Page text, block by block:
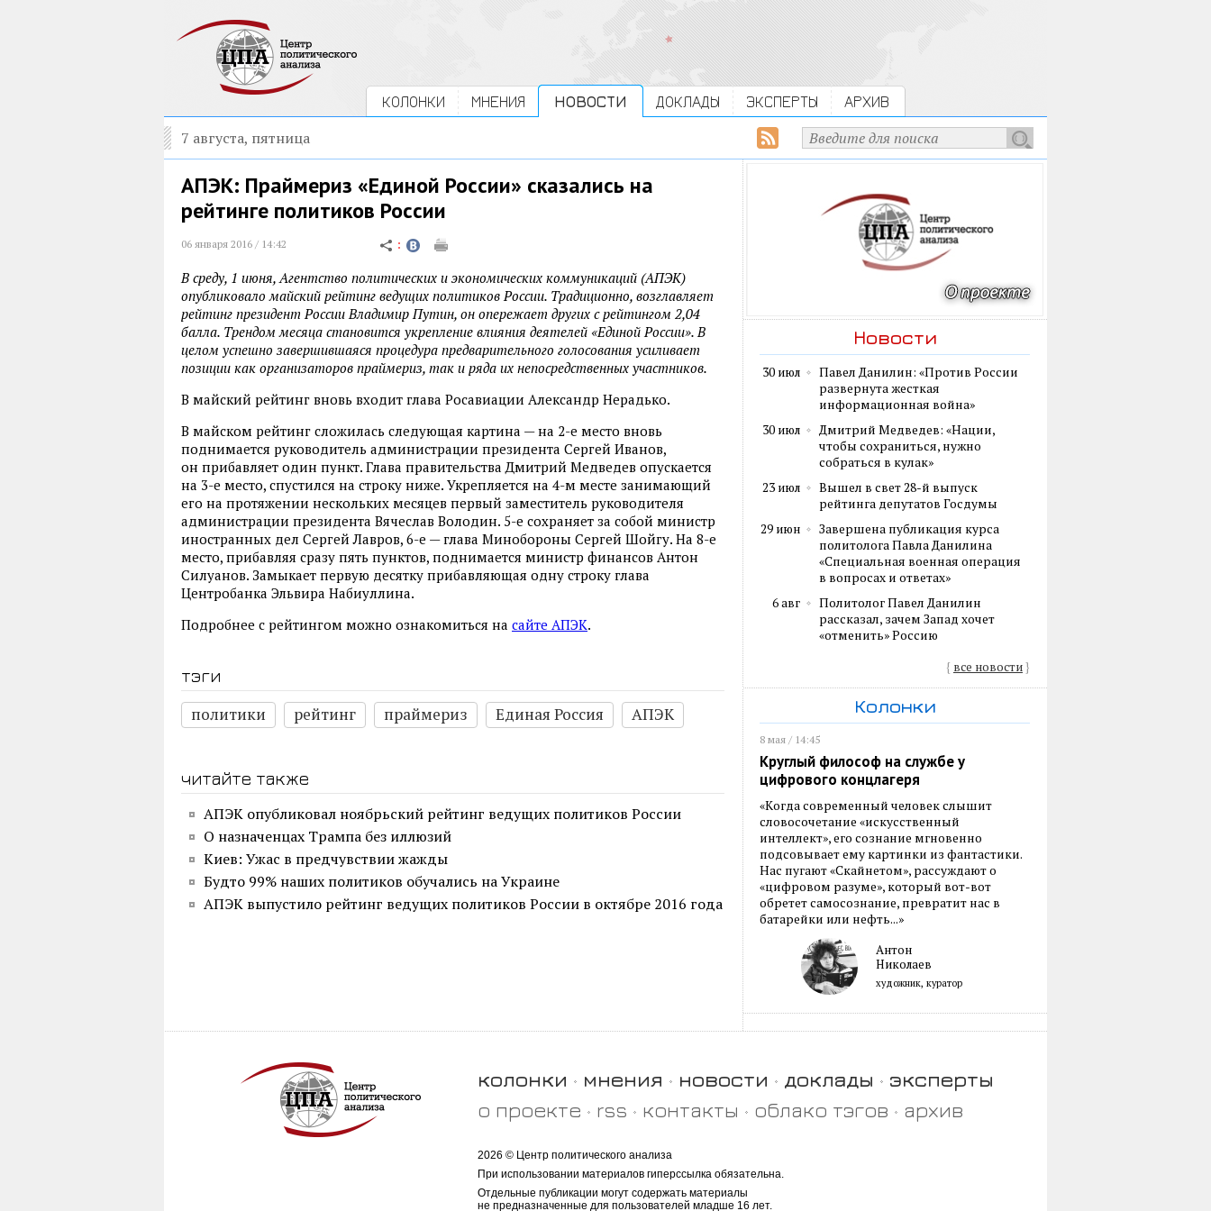
КОЛОНКИ МНЕНИЯ НОВОСТИ ДОКЛАДЫ ЭКСПЕРТЫ АРХИВ
7 августа, пятница
АПЭК: Праймериз «Единой России» сказались на
рейтинге политиков России
06 января 2016 / 14:42
В среду, 1 июня, Агентство политических и экономических коммуникаций (АПЭК)
опубликовало майский рейтинг ведущих политиков России. Традиционно, возглавляет
рейтинг президент России Владимир Путин, он опережает других с рейтингом 2,04
балла. Трендом месяца становится укрепление влияния деятелей «Единой России». В
целом успешно завершившаяся процедура предварительного голосования усиливает
позиции как организаторов праймериз, так и ряда их непосредственных участников.
В майский рейтинг вновь входит глава Росавиации Александр Нерадько.
В майском рейтинг сложилась следующая картина — на 2-е место вновь
поднимается руководитель администрации президента Сергей Иванов,
он прибавляет один пункт. Глава правительства Дмитрий Медведев опускается
на 3-е место, спустился на строку ниже. Укрепляется на 4-м месте занимающий
его на протяжении нескольких месяцев первый заместитель руководителя
администрации президента Вячеслав Володин. 5-е сохраняет за собой министр
иностранных дел Сергей Лавров, 6-е — глава Минобороны Сергей Шойгу. На 8-е
место, прибавляя сразу пять пунктов, поднимается министр финансов Антон
Силуанов. Замыкает первую десятку прибавляющая одну строку глава
Центробанка Эльвира Набиуллина.
Подробнее с рейтингом можно ознакомиться на сайте АПЭК.
тэги
политики
рейтинг праймериз Единая Россия АПЭК
читайте также
АПЭК опубликовал ноябрьский рейтинг ведущих политиков России
О назначенцах Трампа без иллюзий
Киев: Ужас в предчувствии жажды
Будто 99% наших политиков обучались на Украине
АПЭК выпустило рейтинг ведущих политиков России в октябре 2016 года
Новости
30 июл
Павел Данилин: «Против России
развернута жесткая
информационная война»
30 июл
Дмитрий Медведев: «Нации,
чтобы сохраниться, нужно
собраться в кулак»
23 июл
Вышел в свет 28-й выпуск
рейтинга депутатов Госдумы
29 июн
Завершена публикация курса
политолога Павла Данилина
«Специальная военная операция
в вопросах и ответах»
6 авг
Политолог Павел Данилин
рассказал, зачем Запад хочет
«отменить» Россию
{ все новости}
Колонки
8 мая / 14:45
Круглый философ на службе у
цифрового концлагеря
«Когда современный человек слышит
словосочетание «искусственный
интеллект», его сознание мгновенно
подсовывает ему картинки из фантастики.
Нас пугают «Скайнетом», рассуждают о
«цифровом разуме», который вот-вот
обретет самосознание, превратит нас в
батарейки или нефть...»
Антон
Николаев
художник, куратор
колонки мнения новости доклады
эксперты
о проекте
rss контакты облако тэгов архив
2026 © Центр политического анализа
При использовании материалов гиперссылка обязательна.
Отдельные публикации могут содержать материалы
не предназначенные для пользователей младше 16 лет.